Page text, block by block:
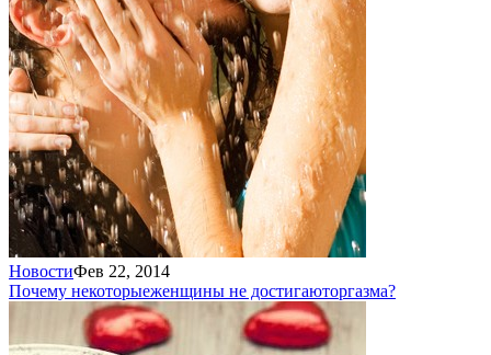
НовостиФев 22, 2014
Почему некоторыеженщины не достигаюторгазма?